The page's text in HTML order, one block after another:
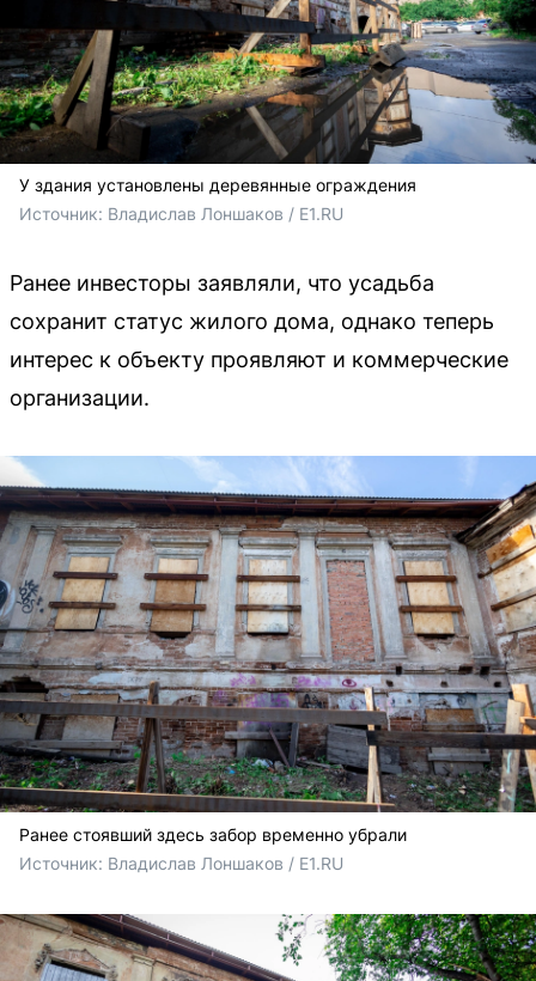
У здания установлены деревянные ограждения
Источник: Владислав Лоншаков / E1.RU
Ранее инвесторы заявляли, что усадьба
сохранит статус жилого дома, однако теперь
интерес к объекту проявляют и коммерческие
организации.
Ранее стоявший здесь забор временно убрали
Источник: Владислав Лоншаков / E1.RU